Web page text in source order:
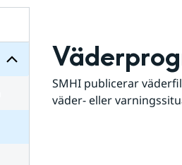
för
SMHI publicerar
väder- eller